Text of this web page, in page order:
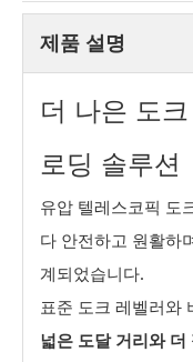
제품 설명
더 나은 도
로딩 솔루션
유압 텔레스코픽 도
다 안전하고 원활하
계되었습니다.
표준 도크 레벨러와
넓은 도달 거리와